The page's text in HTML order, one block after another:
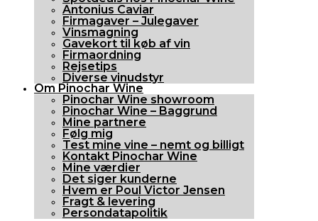
Antonius Caviar
Firmagaver – Julegaver
Vinsmagning
Gavekort til køb af vin
Firmaordning
Rejsetips
Diverse vinudstyr
Om Pinochar Wine
Pinochar Wine showroom
Pinochar Wine – Baggrund
Mine partnere
Følg mig
Test mine vine – nemt og billigt
Kontakt Pinochar Wine
Mine værdier
Det siger kunderne
Hvem er Poul Victor Jensen
Fragt & levering
Persondatapolitik